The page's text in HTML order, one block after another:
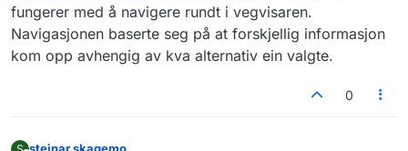
fungerer med å navigere rundt i vegvisaren.
Navigasjonen baserte seg på at forskjellig informasjon
kom opp avhengig av kva alternativ ein valgte.
0